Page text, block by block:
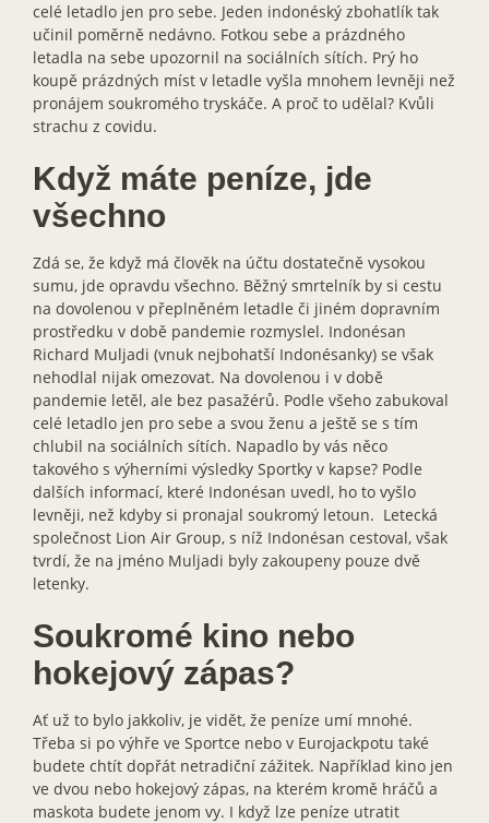
celé letadlo jen pro sebe. Jeden indonéský zbohatlík tak
učinil poměrně nedávno. Fotkou sebe a prázdného
letadla na sebe upozornil na sociálních sítích. Prý ho
koupě prázdných míst v letadle vyšla mnohem levněji než
pronájem soukromého tryskáče. A proč to udělal? Kvůli
strachu z covidu.
Když máte peníze, jde
všechno
Zdá se, že když má člověk na účtu dostatečně vysokou
sumu, jde opravdu všechno. Běžný smrtelník by si cestu
na dovolenou v přeplněném letadle či jiném dopravním
prostředku v době pandemie rozmyslel. Indonésan
Richard Muljadi (vnuk nejbohatší Indonésanky) se však
nehodlal nijak omezovat. Na dovolenou i v době
pandemie letěl, ale bez pasažérů. Podle všeho zabukoval
celé letadlo jen pro sebe a svou ženu a ještě se s tím
chlubil na sociálních sítích. Napadlo by vás něco
takového s výherními výsledky Sportky v kapse? Podle
dalších informací, které Indonésan uvedl, ho to vyšlo
levněji, než kdyby si pronajal soukromý letoun. Letecká
společnost Lion Air Group, s níž Indonésan cestoval, však
tvrdí, že na jméno Muljadi byly zakoupeny pouze dvě
letenky.
Soukromé kino nebo
hokejový zápas?
Ať už to bylo jakkoliv, je vidět, že peníze umí mnohé.
Třeba si po výhře ve Sportce nebo v Eurojackpotu také
budete chtít dopřát netradiční zážitek. Například kino jen
ve dvou nebo hokejový zápas, na kterém kromě hráčů a
maskota budete jenom vy. I když lze peníze utratit